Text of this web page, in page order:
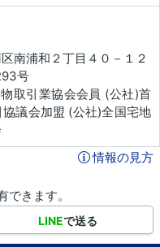
南浦和２丁目４０－１２
号
取引業協会会員 (公社)首
議会加盟 (公社)全国宅地
情報の見方
できます。
LINEで送る